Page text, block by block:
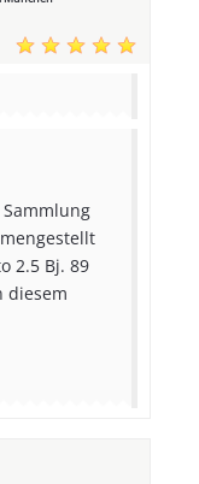
2.5 Bj. 89
diesem